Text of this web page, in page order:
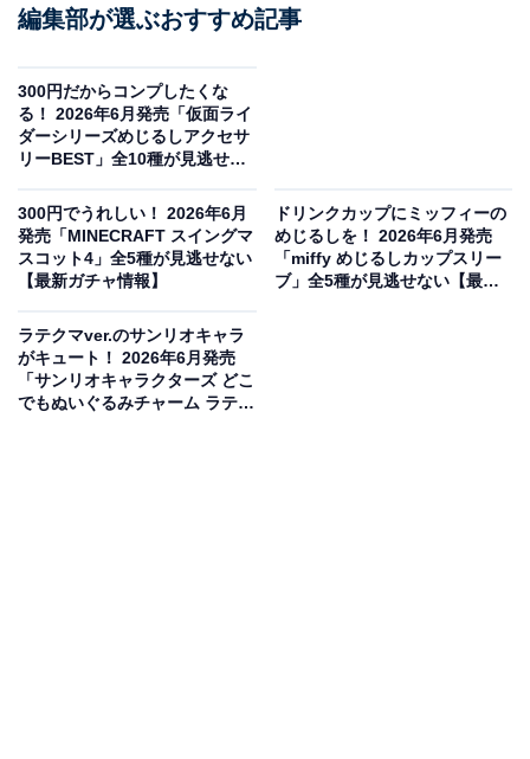
サンリオキャラクターズ アイシングクッキー キーチェーン（画像出典：ア
イピーフォー）
アイピーフォーから2026年6月に発売される「サンリオ
込300円）。全5種のラインアップとなっています。
編集部が選ぶおすすめ記事
300円だからコンプしたくな
る！ 2026年6月発売「仮面ライ
ダーシリーズめじるしアクセサ
リーBEST」全10種が見逃せな
300円でうれしい！ 2026年6月
発売「MINECRAFT スイングマ
スコット4」全5種が見逃せない
【最新ガチャ情報】
ドリンクカップにミッフィーの
めじるしを！ 2026年6月発売
「miffy めじるしカップスリー
ブ」全5種が見逃せない【最新
ラテクマver.のサンリオキャラ
がキュート！ 2026年6月発売
「サンリオキャラクターズ どこ
でもぬいぐるみチャーム ラテク